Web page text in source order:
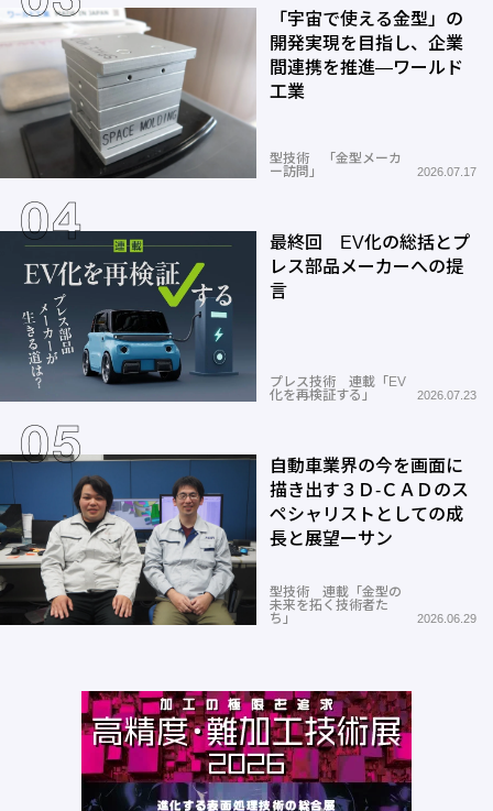
「宇宙で使える金型」の
開発実現を目指し、企業
間連携を推進―ワールド
工業
型技術 「金型メーカ
ー訪問」
2026.07.17
最終回 EV化の総括とプ
レス部品メーカーへの提
言
プレス技術 連載「EV
化を再検証する」
2026.07.23
自動車業界の今を画面に
描き出す３Ｄ-ＣＡＤのス
ペシャリストとしての成
長と展望ーサン
型技術 連載「金型の
未来を拓く技術者た
ち」
2026.06.29